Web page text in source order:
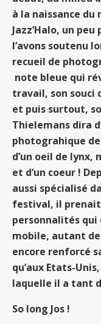
à la naissance du
Jazz’Halo, un
l’avons soutenu
recueil de
note bleue qui
travail, son souci
et puis surtout,
Thielemans dira
photograhique
d’un oeil de lynx,
et d’un coeur !
aussi spécialisé
festival, il
personnalités
mobile, autant
encore renforcé
qu’aux Etats-
laquelle il a tant
So long Jos !